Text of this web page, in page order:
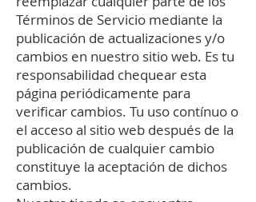
Términos de Servicio mediante la
publicación de actualizaciones y/o
cambios en nuestro sitio web. Es tu
responsabilidad chequear esta
página periódicamente para
verificar cambios. Tu uso contínuo o
el acceso al sitio web después de la
publicación de cualquier cambio
constituye la aceptación de dichos
cambios.